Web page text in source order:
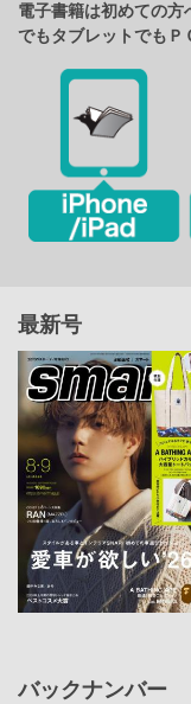
電子書籍は初めての
でもタブレットでもＰ
最新号
バックナンバー